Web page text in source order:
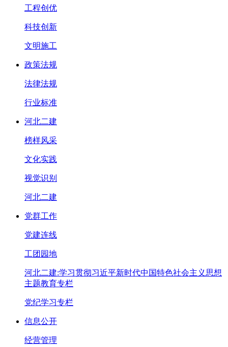
工程创优
科技创新
文明施工
政策法规
法律法规
行业标准
河北二建
榜样风采
文化实践
视觉识别
河北二建
党群工作
党建连线
工团园地
河北二建:学习贯彻习近平新时代中国特色社会主义思想
主题教育专栏
党纪学习专栏
信息公开
经营管理